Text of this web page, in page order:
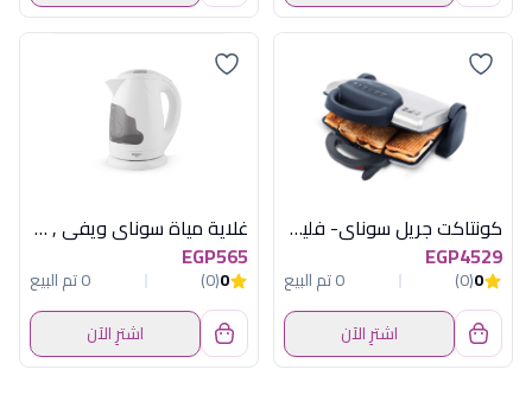
كونتاكت جريل سوناي- فليم - 1800 وات، 5 مستويات لدرجات الحرارة - SH-300
EGP4529
0
(0)
0 تم البيع
اشترِ الآن
غلاية مياة سوناي ويفي , 2200 وات, 1.7, لتر , ابيض MAR-3970
EGP565
0
(0)
0 تم البيع
اشترِ الآن